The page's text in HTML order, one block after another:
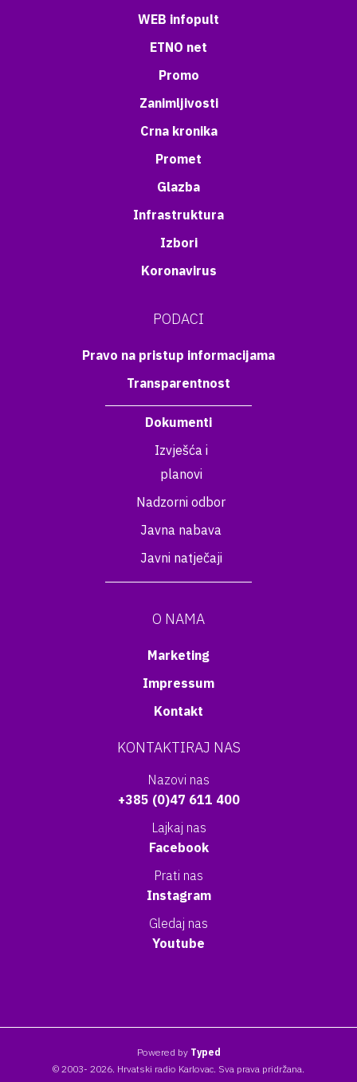
WEB infopult
ETNO net
Promo
Zanimljivosti
Crna kronika
Promet
Glazba
Infrastruktura
Izbori
Koronavirus
PODACI
Pravo na pristup informacijama
Transparentnost
Dokumenti
Izvješća i
planovi
Nadzorni odbor
Javna nabava
Javni natječaji
O NAMA
Marketing
Impressum
Kontakt
KONTAKTIRAJ NAS
Nazovi nas
+385 (0)47 611 400
Lajkaj nas
Facebook
Prati nas
Instagram
Gledaj nas
Youtube
Powered by Typed
© 2003- 2026. Hrvatski radio Karlovac. Sva prava pridržana.